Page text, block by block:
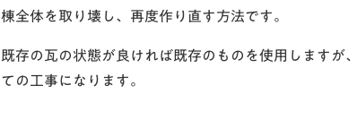
棟全体を取り壊し、再度作り直す方法です。
既存の瓦の状態が良ければ既存のものを使用しますが
ての工事になります。